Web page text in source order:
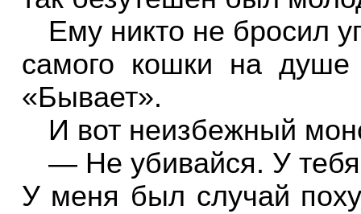
Ему никто не бросил
самого кошки на душе
«Бывает».
И вот неизбежный
— Не убивайся. У
У меня был случай